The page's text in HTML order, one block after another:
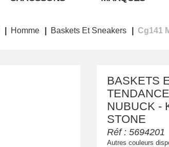
Homme Baskets Et Sneakers Cg141
BASKETS
NUBUCK -
STONE
Réf :5694201
Autres couleurs